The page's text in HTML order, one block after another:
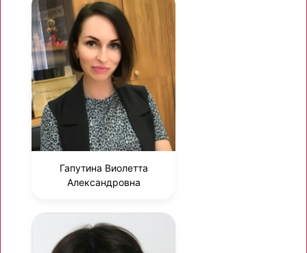
Гапутина Виолетта
Александровна